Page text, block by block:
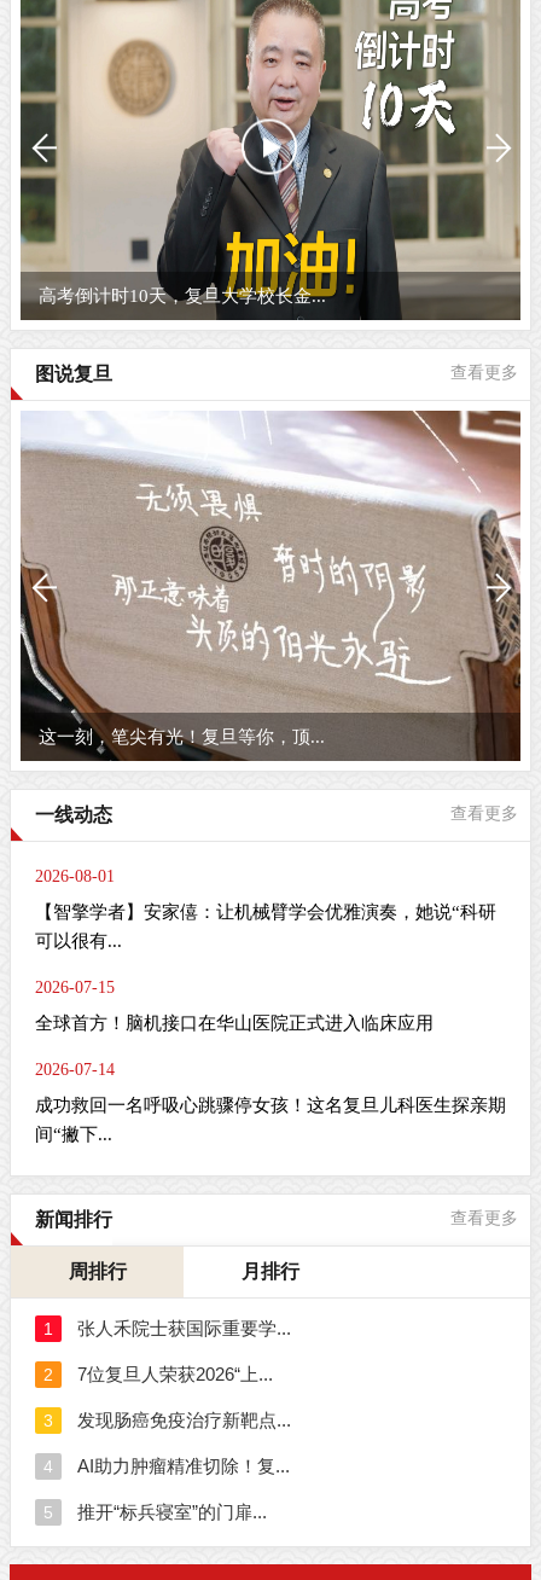
高考倒计时10天，复旦大学校长金...
图说复旦 查看更多
这一刻，笔尖有光！复旦等你，顶...
一线动态 查看更多
2026-08-01
【智擎学者】安家僖：让机械臂学会优雅演奏，她说“科研
可以很有...
2026-07-15
全球首方！脑机接口在华山医院正式进入临床应用
2026-07-14
成功救回一名呼吸心跳骤停女孩！这名复旦儿科医生探亲期
间“撇下...
新闻排行 查看更多
周排行 月排行